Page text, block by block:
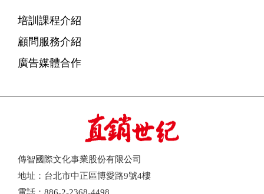
培訓課程介紹
顧問服務介紹
廣告媒體合作
傳智國際文化事業股份有限公司
地址：台北市中正區博愛路9號4樓